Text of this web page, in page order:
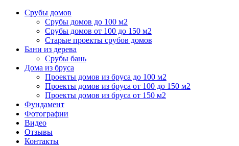
Срубы домов
Срубы домов до 100 м2
Срубы домов от 100 до 150 м2
Старые проекты срубов домов
Бани из дерева
Срубы бань
Дома из бруса
Проекты домов из бруса до 100 м2
Проекты домов из бруса от 100 до 150 м2
Проекты домов из бруса от 150 м2
Фундамент
Фотографии
Видео
Отзывы
Контакты